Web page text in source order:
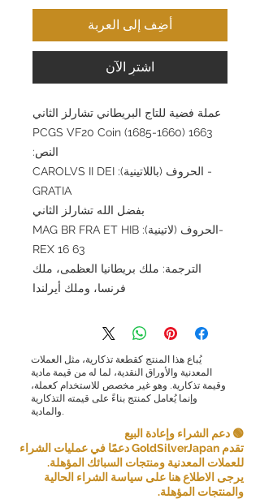
أضِف إلى العربة
اشترِ الآن
عملة فضية للتاج البريطاني تشارلز الثاني
1663 (1660-1685) PCGS VF20 Coin
النص:
- الحروف (باللاتينية): CAROLVS II DEI
GRATIA
بفضل الله تشارلز الثاني
-الحروف (لاتينية): MAG BR FRA ET HIB
REX 16 63
الترجمة: ملك بريطانيا العظمى، ملك
فرنسا، وملك أيرلندا
يُباع هذا المنتج كقطعة تذكارية، مثل العملات
المعدنية والأوراق النقدية، لما له من قيمة مادية
وقيمة تذكارية. وهو غير مخصص للاستخدام كعملة،
وإنما يُعامل كمنتج بناءً على قيمته التذكارية
🟢 دعم الشراء وإعادة البيع
تقدم GoldSilverJapan دعمًا في عمليات الشراء
للعملات المعدنية ومنتجات السبائك المؤهلة.
يرجى الاطلاع هنا على سياسة الشراء الحالية
والمنتجات المؤهلة.